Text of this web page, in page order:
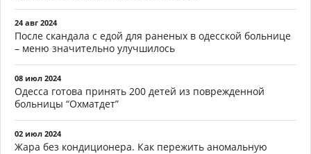
24 авг 2024
После скандала с едой для раненых в одесской больнице
– меню значительно улучшилось
08 июл 2024
Одесса готова принять 200 детей из поврежденной
больницы “Охматдет”
02 июл 2024
Жара без кондиционера. Как пережить аномальную